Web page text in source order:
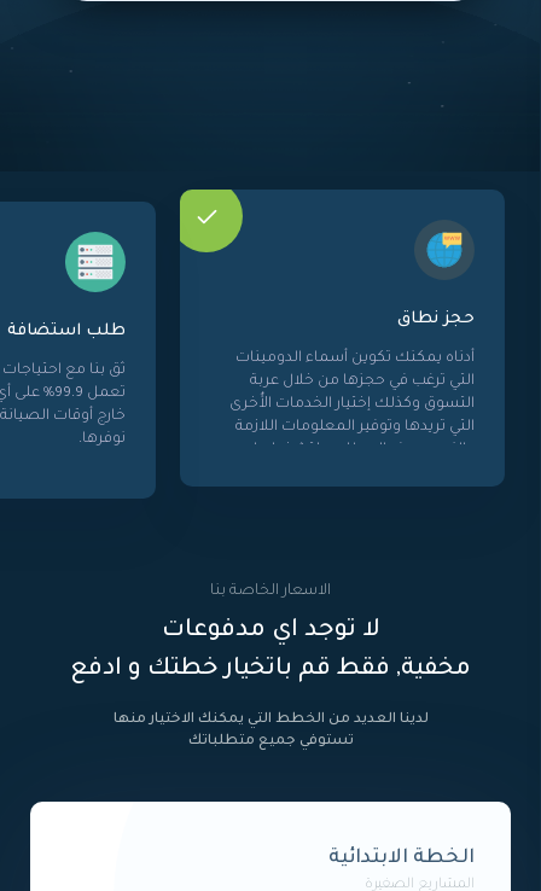
الدومينات
من خلال عربة
الخدمات الأٌخرى
اللازمة
ثق بنا مع احتياجات عملك، شبكاتنا
تعمل 99.9٪ على أي خدمات نقدمها،
خارج أوقات الصيانة فإننا يمكن أن
نوفرها.
الاسعار الخاصة بنا
لا توجد اي مدفوعات
مخفية, فقط قم باتخيار خطتك و ادفع
لدينا العديد من الخطط التي يمكنك الاختيار منها
تستوفي جميع متطلباتك
الخطة الابتدائية
المشاريع الصغيرة